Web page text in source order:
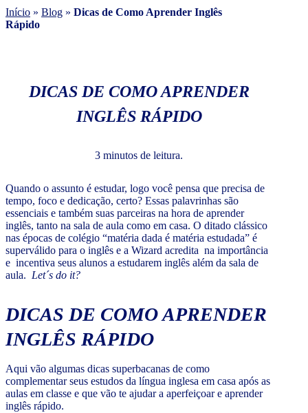
Início » Blog » Dicas de Como Aprender Inglês
Rápido
DICAS DE COMO APRENDER
INGLÊS RÁPIDO
3 minutos de leitura.
Quando o assunto é estudar, logo você pensa que precisa de
tempo, foco e dedicação, certo? Essas palavrinhas são
essenciais e também suas parceiras na hora de aprender
inglês, tanto na sala de aula como em casa. O ditado clássico
nas épocas de colégio “matéria dada é matéria estudada” é
superválido para o inglês e a Wizard acredita na importância
e incentiva seus alunos a estudarem inglês além da sala de
aula. Let´s do it?
DICAS DE COMO APRENDER
INGLÊS RÁPIDO
Aqui vão algumas dicas superbacanas de como
complementar seus estudos da língua inglesa em casa após as
aulas em classe e que vão te ajudar a aperfeiçoar e aprender
inglês rápido.